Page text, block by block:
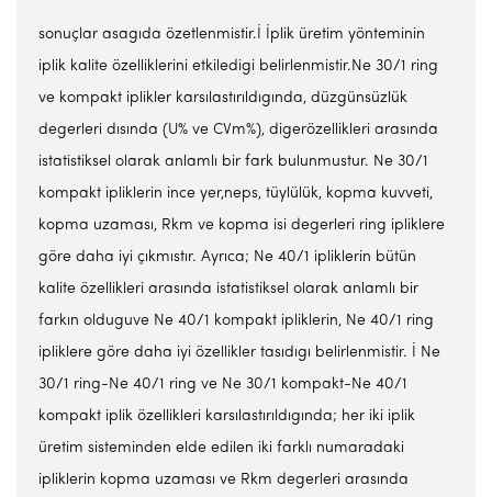
sonuçlar asagıda özetlenmistir.İ İplik üretim yönteminin
iplik kalite özelliklerini etkiledigi belirlenmistir.Ne 30/1 ring
ve kompakt iplikler karsılastırıldıgında, düzgünsüzlük
degerleri dısında (U% ve CVm%), digerözellikleri arasında
istatistiksel olarak anlamlı bir fark bulunmustur. Ne 30/1
kompakt ipliklerin ince yer,neps, tüylülük, kopma kuvveti,
kopma uzaması, Rkm ve kopma isi degerleri ring ipliklere
göre daha iyi çıkmıstır. Ayrıca; Ne 40/1 ipliklerin bütün
kalite özellikleri arasında istatistiksel olarak anlamlı bir
farkın olduguve Ne 40/1 kompakt ipliklerin, Ne 40/1 ring
ipliklere göre daha iyi özellikler tasıdıgı belirlenmistir. İ Ne
30/1 ring-Ne 40/1 ring ve Ne 30/1 kompakt-Ne 40/1
kompakt iplik özellikleri karsılastırıldıgında; her iki iplik
üretim sisteminden elde edilen iki farklı numaradaki
ipliklerin kopma uzaması ve Rkm degerleri arasında